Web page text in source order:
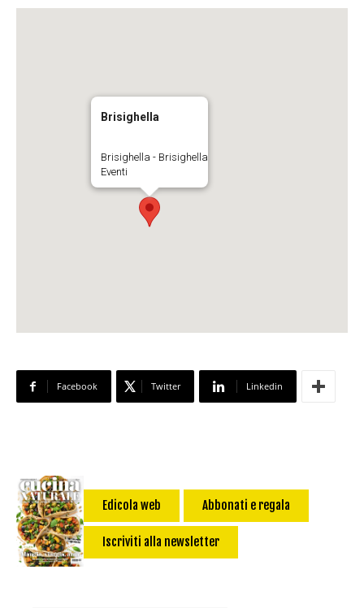
Brisighella
Brisighella - Brisighella
Eventi
Facebook Twitter Linkedin
Edicola web Abbonati e regala
Iscriviti alla newsletter